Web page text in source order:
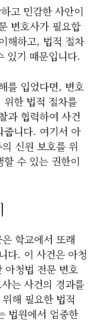
고 민감한 사안이
변호사가 필요합
해하고, 법적 절차
있기 때문입니다.
를 입었다면, 변호
한 법적 절차를
과 협력하여 사건
줍니다. 여기서 아
신원 보호를 위
수 있는 권한이
학교에서 또래
다. 이 사건은 아청
아청법 전문 변호
는 사건의 경과를
해 필요한 법적
법원에서 엄중한